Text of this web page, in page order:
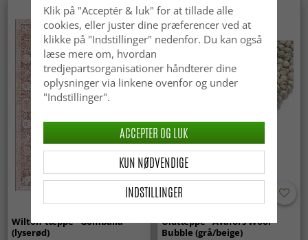
Wilton-tæppe - Gombalia
(lyserød)
Nyhed
Uldtæppe - Avafors Wool
Bubble (grå/beige)
Klik på "Acceptér & luk" for at tillade alle
cookies, eller juster dine præferencer ved at
klikke på "Indstillinger" nedenfor. Du kan også
læse mere om, hvordan
tredjepartsorganisationer håndterer dine
oplysninger via linkene ovenfor og under
"Indstillinger".
INDSTILLINGER
KUN NØDVENDIGE
ACCEPTER OG LUK